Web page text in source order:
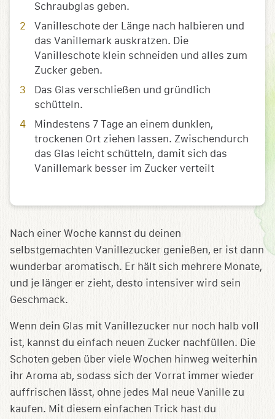
Schraubglas geben.
Vanilleschote der Länge nach halbieren und
das Vanillemark auskratzen. Die
Vanilleschote klein schneiden und alles zum
Zucker geben.
Das Glas verschließen und gründlich
schütteln.
Mindestens 7 Tage an einem dunklen,
trockenen Ort ziehen lassen. Zwischendurch
das Glas leicht schütteln, damit sich das
Vanillemark besser im Zucker verteilt
Nach einer Woche kannst du deinen
selbstgemachten Vanillezucker genießen, er ist dann
wunderbar aromatisch. Er hält sich mehrere Monate,
und je länger er zieht, desto intensiver wird sein
Geschmack.
Wenn dein Glas mit Vanillezucker nur noch halb voll
ist, kannst du einfach neuen Zucker nachfüllen. Die
Schoten geben über viele Wochen hinweg weiterhin
ihr Aroma ab, sodass sich der Vorrat immer wieder
auffrischen lässt, ohne jedes Mal neue Vanille zu
kaufen. Mit diesem einfachen Trick hast du